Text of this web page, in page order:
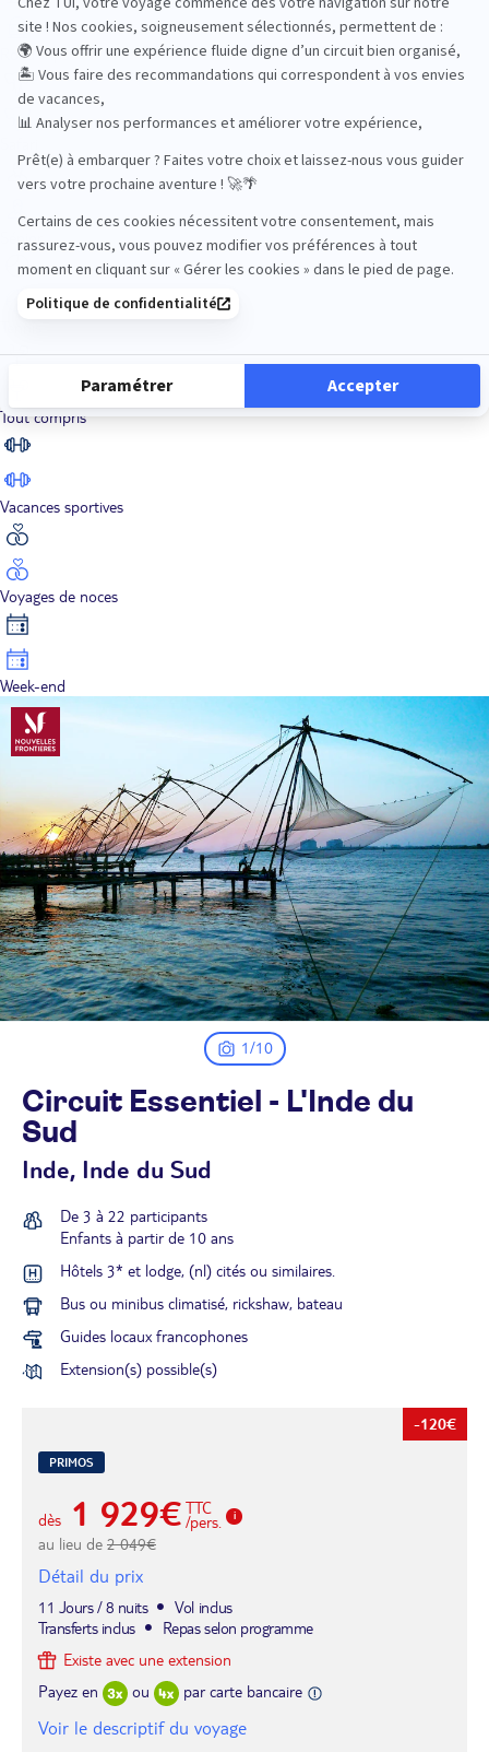
Road Trips
Sénior
Tout compris
Vacances sportives
Voyages de noces
Week-end
1/10
Circuit Essentiel - L'Inde du
Sud
Inde, Inde du Sud
De 3 à 22 participants
Enfants à partir de 10 ans
Hôtels 3* et lodge, (nl) cités ou similaires.
Bus ou minibus climatisé, rickshaw, bateau
Guides locaux francophones
Extension(s) possible(s)
-120€
PRIMOS
dès 1 929€ TTC
/pers.
au lieu de 2 049€
Détail du prix
11 Jours / 8 nuits
Vol inclus
Transferts inclus
Repas selon programme
Existe avec une extension
Payez en
ou par carte bancaire
Voir le descriptif du voyage